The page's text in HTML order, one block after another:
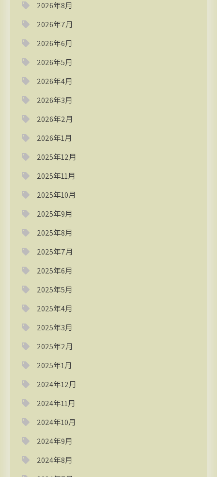
2026年8月
2026年7月
2026年6月
2026年5月
2026年4月
2026年3月
2026年2月
2026年1月
2025年12月
2025年11月
2025年10月
2025年9月
2025年8月
2025年7月
2025年6月
2025年5月
2025年4月
2025年3月
2025年2月
2025年1月
2024年12月
2024年11月
2024年10月
2024年9月
2024年8月